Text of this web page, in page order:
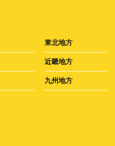
東北地方
近畿地方
九州地方